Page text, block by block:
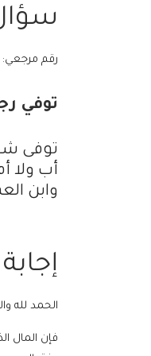
رقم مرجعي: 912878 | الميراث و الوصايا والوقف والأحوال الشخصية | 17 سبتمبر، 2019
توفي
توفى
أب ولا
وابن
إجابة
الحمد لله
فإن المال